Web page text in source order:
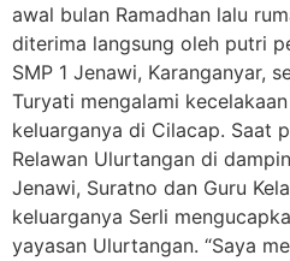
awal bulan Ramadhan lalu
diterima langsung oleh putri
SMP 1 Jenawi, Karanganyar,
Turyati mengalami
keluarganya di Cilacap. Saat
Relawan Ulurtangan di
Jenawi, Suratno dan Guru
keluarganya Serli
yayasan Ulurtangan. “Saya